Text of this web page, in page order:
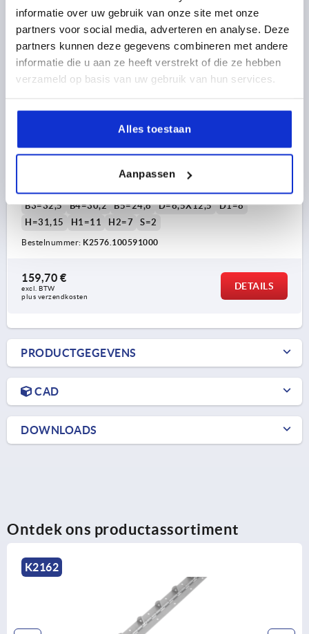
informatie over uw gebruik van onze site met onze
partners voor social media, adverteren en analyse. Deze
partners kunnen deze gegevens combineren met andere
informatie die u aan ze heeft verstrekt of die ze hebben
verzameld op basis van uw gebruik van hun services.
Alles toestaan
Aanpassen
NIEUW
K2576
STANGSCHARNIER INWENDIG, MIT SCHWANENHALS
89,2X1000, STAAL VERZINKT, BEST:RVS
B3=32,5
B4=30,2 B5=24,6 D=6,5X12,5
D1=8
H=31,15
H1=11 H2=7 S=2
Bestelnummer: K2576.100591000
159,70 €
excl. BTW
plus verzendkosten
DETAILS
PRODUCTGEGEVENS
CAD
DOWNLOADS
Ontdek ons productassortiment
K2162